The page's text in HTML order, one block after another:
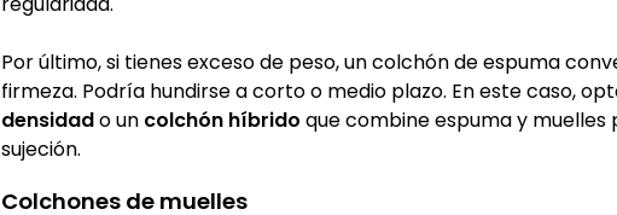
Por último, si tienes exceso de peso, un colchón de espuma
firmeza. Podría hundirse a corto o medio plazo. En este caso,
densidado un colchón híbrido que combine espuma y
sujeción.
Colchones de muelles